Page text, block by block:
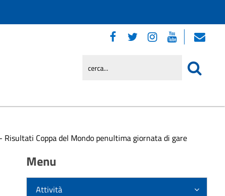
Risultati Coppa del Mondo penultima giornata di gare
Menu
Attività